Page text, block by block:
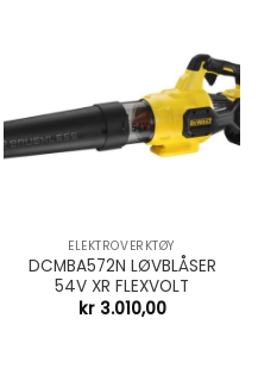
ELEKTROVERKTØY
DCMBA572N LØVBLÅSER
54V XR FLEXVOLT
kr3.010,00